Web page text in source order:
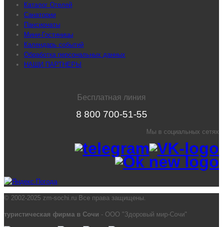
Каталог Отелей
Санатории
Пансионаты
Мини-Гостиницы
Календарь событий
Обработка персональных данных
НАШИ ПАРТНЕРЫ
Бесплатная линия
8 800 700-51-55
Мы в социальных сетях
© 2002-2025 zm-sochi.ru Все права защищены.
туристическая фирма в Сочи - ООО "Здоровый мир-Сочи"